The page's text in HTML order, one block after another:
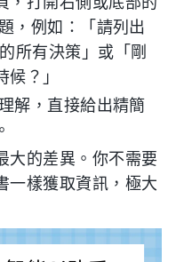
，例如：「請列出
所有決策」或「剛
？」
解，直接給出精簡
大的差異。你不需要
一樣獲取資訊，極大